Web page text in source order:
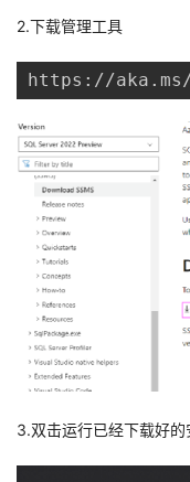
2.下载管理工具
https://
3.双击运行已经下载好